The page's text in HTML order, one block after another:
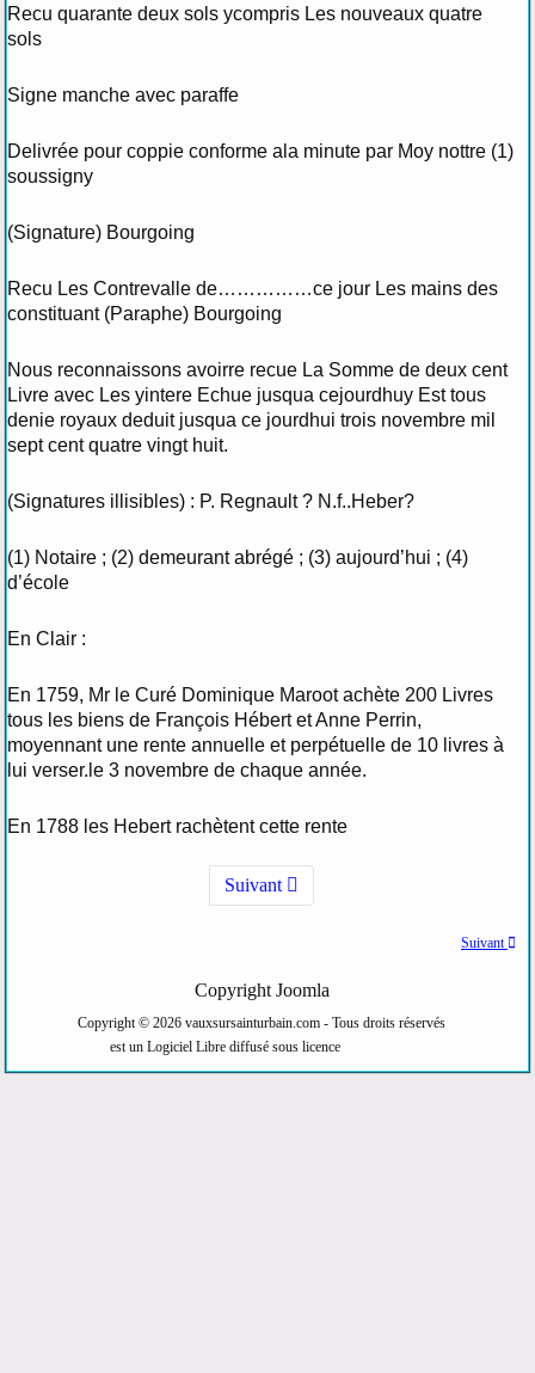
Recu quarante deux sols ycompris Les nouveaux quatre
sols
Signe manche avec paraffe
Delivrée pour coppie conforme ala minute par Moy nottre (1)
soussigny
(Signature) Bourgoing
Recu Les Contrevalle de……………ce jour Les mains des
constituant (Paraphe) Bourgoing
Nous reconnaissons avoirre recue La Somme de deux cent
Livre avec Les yintere Echue jusqua cejourdhuy Est tous
denie royaux deduit jusqua ce jourdhui trois novembre mil
sept cent quatre vingt huit.
(Signatures illisibles) : P. Regnault ? N.f..Heber?
(1) Notaire ; (2) demeurant abrégé ; (3) aujourd’hui ; (4)
d’école
En Clair :
En 1759, Mr le Curé Dominique Maroot achète 200 Livres
tous les biens de François Hébert et Anne Perrin,
moyennant une rente annuelle et perpétuelle de 10 livres à
lui verser.le 3 novembre de chaque année.
En 1788 les Hebert rachètent cette rente
Suivant
Suivant
Copyright Joomla
Copyright © 2026 vauxsursainturbain.com - Tous droits réservés
est un Logiciel Libre diffusé sous licence